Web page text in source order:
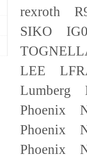
rexroth
SIKO
LEE
Lumberg
Phoenix
Phoenix
Phoenix